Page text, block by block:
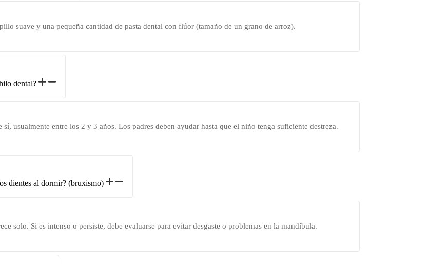
suave y una pequeña cantidad de pasta dental con flúor (tamaño de un grano de arroz).
dental?
usualmente entre los 2 y 3 años. Los padres deben ayudar hasta que el niño tenga suficiente destreza.
dientes al dormir? (bruxismo)
solo. Si es intenso o persiste, debe evaluarse para evitar desgaste o problemas en la mandíbula.